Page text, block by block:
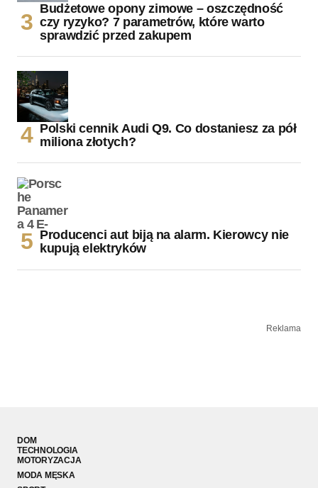
Budżetowe opony zimowe – oszczędność
czy ryzyko? 7 parametrów, które warto
sprawdzić przed zakupem
Polski cennik Audi Q9. Co dostaniesz za pół
miliona złotych?
Producenci aut biją na alarm. Kierowcy nie
kupują elektryków
Reklama
DOM
TECHNOLOGIA
MOTORYZACJA
MODA MĘSKA